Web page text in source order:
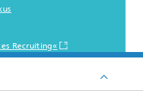
Recruiting«